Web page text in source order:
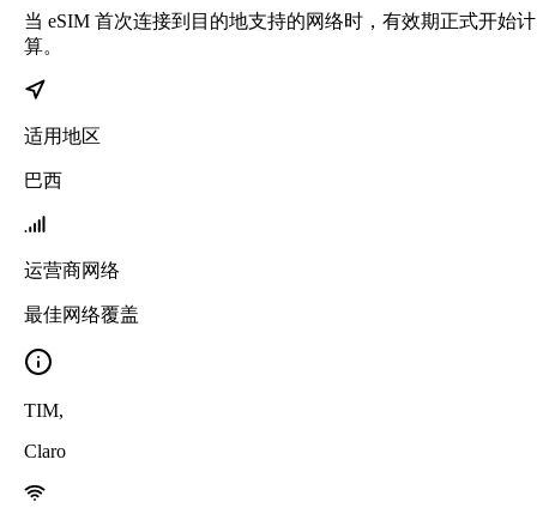
当 eSIM 首次连接到目的地支持的网络时，有效期正式开始计
算。
适用地区
巴西
运营商网络
最佳网络覆盖
TIM,
Claro